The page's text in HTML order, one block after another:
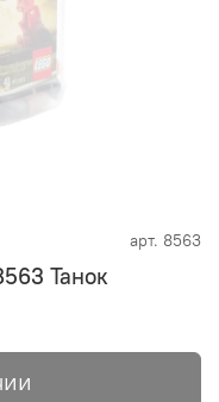
арт. 8563
Танок